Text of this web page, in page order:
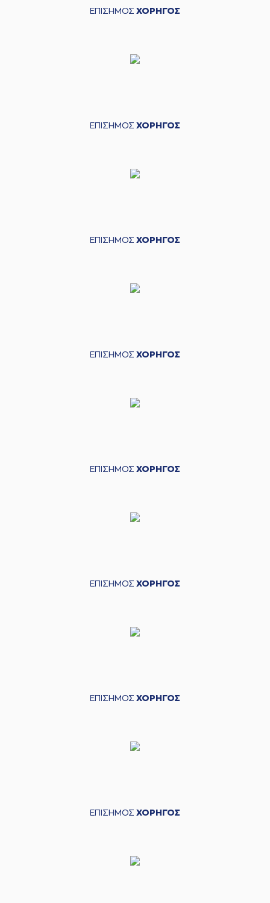
ΕΠΙΣΗΜΟΣ ΧΟΡΗΓΟΣ
ΕΠΙΣΗΜΟΣ ΧΟΡΗΓΟΣ
ΕΠΙΣΗΜΟΣ ΧΟΡΗΓΟΣ
ΕΠΙΣΗΜΟΣ ΧΟΡΗΓΟΣ
ΕΠΙΣΗΜΟΣ ΧΟΡΗΓΟΣ
ΕΠΙΣΗΜΟΣ ΧΟΡΗΓΟΣ
ΕΠΙΣΗΜΟΣ ΧΟΡΗΓΟΣ
ΕΠΙΣΗΜΟΣ ΧΟΡΗΓΟΣ